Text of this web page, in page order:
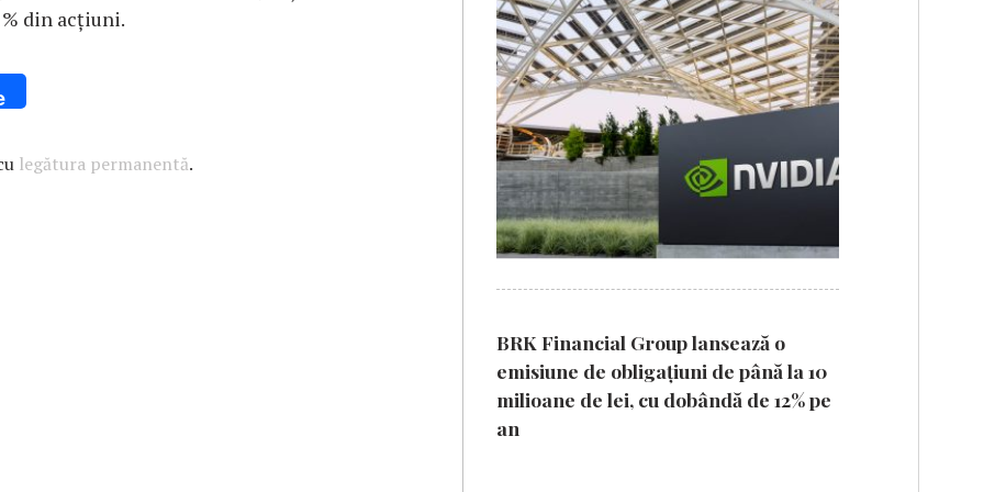
din acțiuni.
legătura permanentă.
BRK Financial Group lansează o
emisiune de obligațiuni de până la 10
milioane de lei, cu dobândă de 12% pe
an